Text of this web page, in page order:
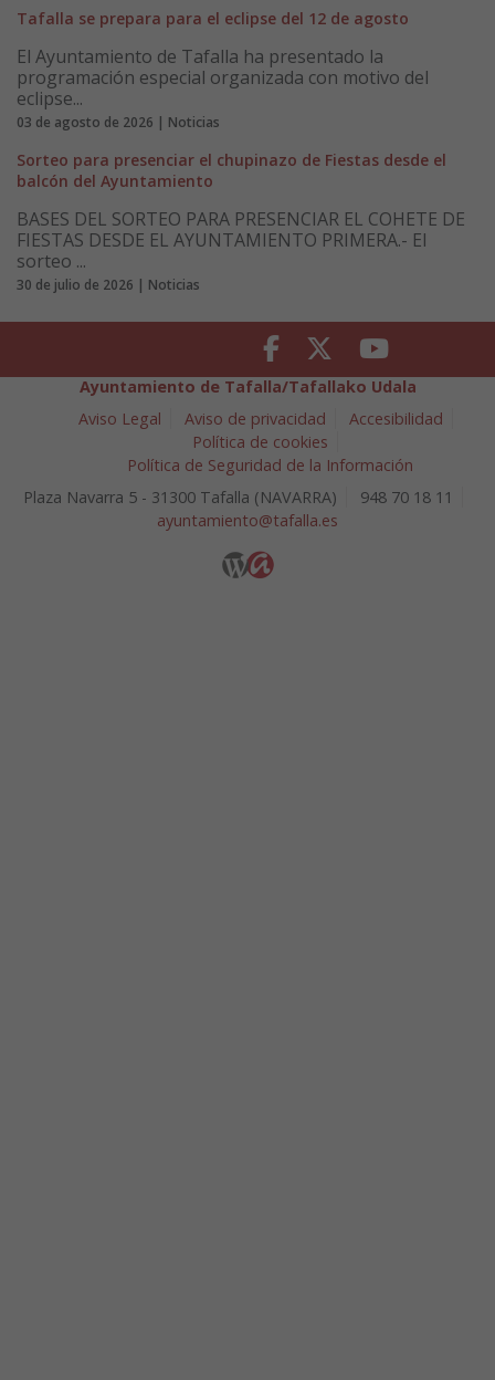
Tafalla se prepara para el eclipse del 12 de agosto
El Ayuntamiento de Tafalla ha presentado la
programación especial organizada con motivo del
eclipse...
03 de agosto de 2026 | Noticias
Sorteo para presenciar el chupinazo de Fiestas desde el
balcón del Ayuntamiento
BASES DEL SORTEO PARA PRESENCIAR EL COHETE DE
FIESTAS DESDE EL AYUNTAMIENTO PRIMERA.- El
sorteo ...
30 de julio de 2026 | Noticias
Facebook Twitter Youtube
Ayuntamiento de Tafalla/Tafallako Udala
Aviso Legal
Aviso de privacidad
Accesibilidad
Política de cookies
Política de Seguridad de la Información
Plaza Navarra 5 - 31300 Tafalla (NAVARRA)
948 70 18 11
ayuntamiento@tafalla.es